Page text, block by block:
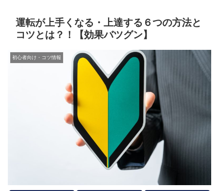
運転が上手くなる・上達する６つの方法と
コツとは？！【効果バツグン】
初心者向け・コツ情報